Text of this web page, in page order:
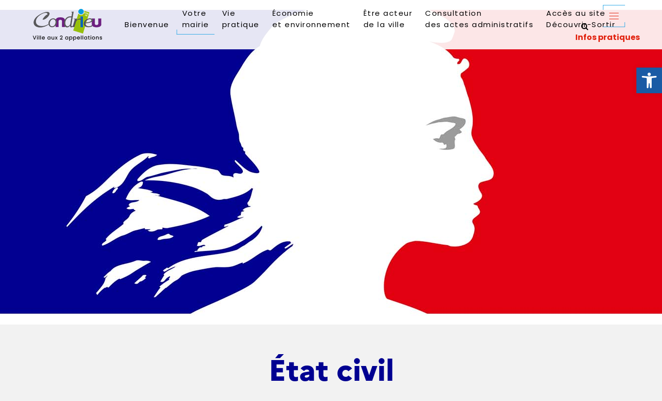
Ouvrir
Bienvenue
Votre
mairie
Vie
pratique
Économie
et environnement
Être acteur
de la ville
Consultation
des actes administratifs
Accès au site
Découvrir-Sortir
État civil